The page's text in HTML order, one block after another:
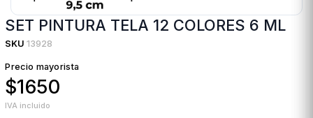
SET PINTURA TELA 12 COLORES 6 ML
SKU 13928
Precio mayorista
$1650
IVA incluido